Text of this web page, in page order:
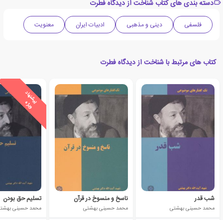
دسته بندی های کتاب شناخت از دیدگاه فطرت
فلسفی دینی و مذهبی ادبیات ایران معنویت
کتاب های مرتبط با شناخت از دیدگاه فطرت
شب قدر
محمد حسینی بهشتی
ناسخ و منسوخ در قرآن
محمد حسینی بهشتی
پ
ی
ش
ن
ه
ا
د
و
ی
ژ
ه
تسلیم حق بودن
محمد حسینی